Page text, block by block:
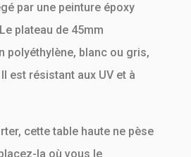
par une peinture époxy
plateau de 45mm
polyéthylène, blanc ou gris,
est résistant aux UV et à
cette table haute ne pèse
la où vous le